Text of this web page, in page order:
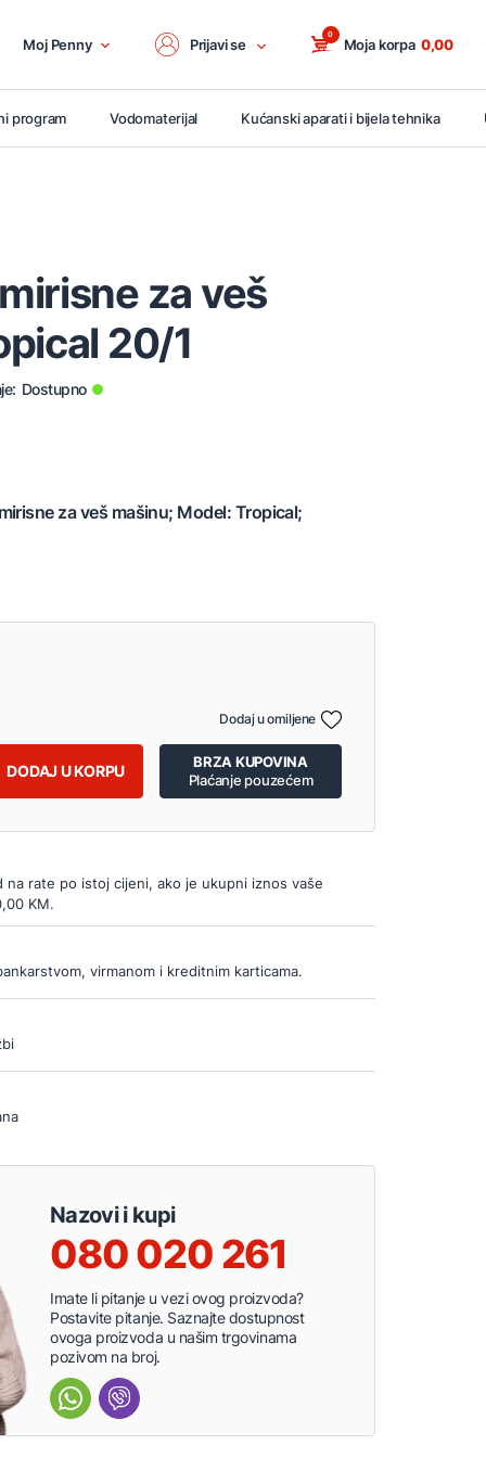
Moj Penny Prijavi se Moja korpa
0
0,00
program Vodomaterijal Kućanski aparati i bijela tehnika
za veš
20/1
Dostupno
za veš mašinu; Model: Tropical;
DODAJ U KORPU
BRZA KUPOVINA
Plaćanje pouzećem
Dodaj u omiljene
na rate po istoj cijeni, ako je ukupni iznos vaše
KM.
virmanom i kreditnim karticama.
Nazovi i kupi
080 020 261
Imate li pitanje u vezi ovog proizvoda?
Postavite pitanje. Saznajte dostupnost
ovoga proizvoda u našim trgovinama
pozivom na broj.